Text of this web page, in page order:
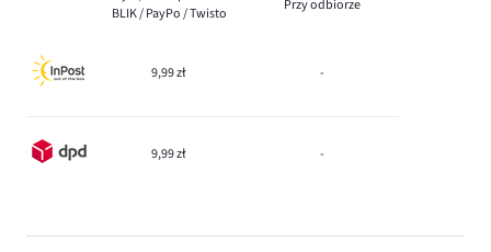
BLIK / PayPo / Twisto
Przy odbiorze
9,99 zł -
9,99 zł -